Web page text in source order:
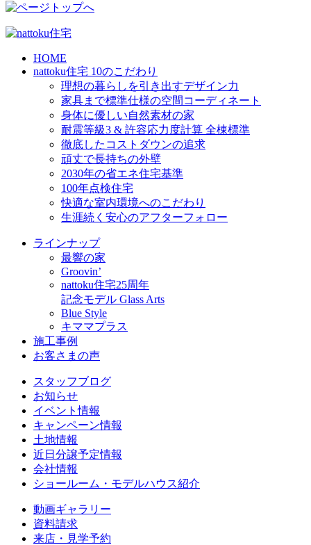
HOME
nattoku住宅 10のこだわり
理想の暮らしを引き出すデザイン力
家具まで標準仕様の空間コーディネート
身体に優しい自然素材の家
耐震等級3 & 許容応力度計算 全棟標準
徹底したコストダウンの追求
頑丈で長持ちの外壁
2030年の省エネ住宅基準
100年点検住宅
快適な室内環境へのこだわり
生涯続く安心のアフターフォロー
ラインナップ
最響の家
Groovin’
nattoku住宅25周年
記念モデル Glass Arts
Blue Style
キママプラス
施工事例
お客さまの声
スタッフブログ
お知らせ
イベント情報
キャンペーン情報
土地情報
近日分譲予定情報
会社情報
ショールーム・モデルハウス紹介
動画ギャラリー
資料請求
来店・見学予約